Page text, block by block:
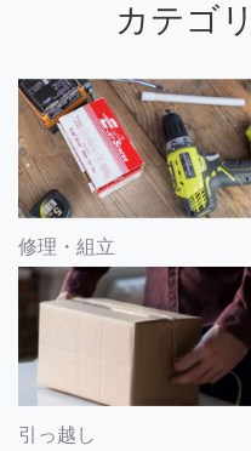
カテゴ
修理・組立
引っ越し